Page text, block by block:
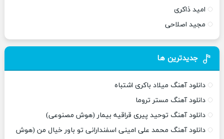
امید ذاکری
مجید اصلاحی
جدیدترین ها
دانلود آهنگ میلاد باکری اشتباه
دانلود آهنگ مستر تروما
دانلود آهنگ توحید پیری قراقیه بیمار (هوش مصنوعی)
دانلود آهنگ محمد علی امینی اسفندارانی تو باور خیال من (هوش